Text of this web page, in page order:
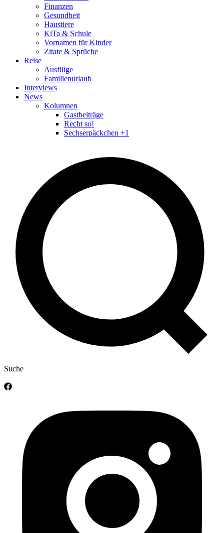
Finanzen
Gesundheit
Haustiere
KiTa & Schule
Vornamen für Kinder
Zitate & Sprüche
Reise
Ausflüge
Familienurlaub
Interviews
News
Kolumnen
Gastbeiträge
Recht so!
Sechserpäckchen +1
Suche